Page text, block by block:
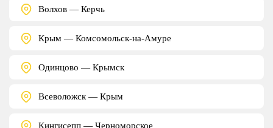
Волхов — Керчь
Крым — Комсомольск-на-Амуре
Одинцово — Крымск
Всеволожск — Крым
Кингисепп — Черноморское